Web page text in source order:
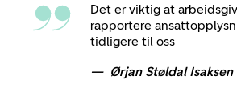
Det er viktig at
rapportere
tidligere til oss
Ørjan Støldal Isaksen